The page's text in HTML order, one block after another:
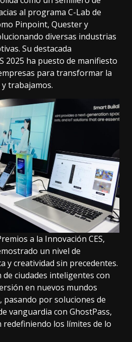
al programa C-Lab de
Pinpoint, Quester y
diversas industrias
Su destacada
2025 ha puesto de manifiesto
para transformar la
trabajamos.
a la Innovación CES,
un nivel de
y creatividad sin precedentes.
ciudades inteligentes con
en nuevos mundos
por soluciones de
vanguardia con GhostPass,
redefiniendo los límites de lo